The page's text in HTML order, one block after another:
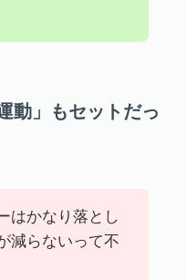
動」もセットだっ
はかなり落とし
減らないって不